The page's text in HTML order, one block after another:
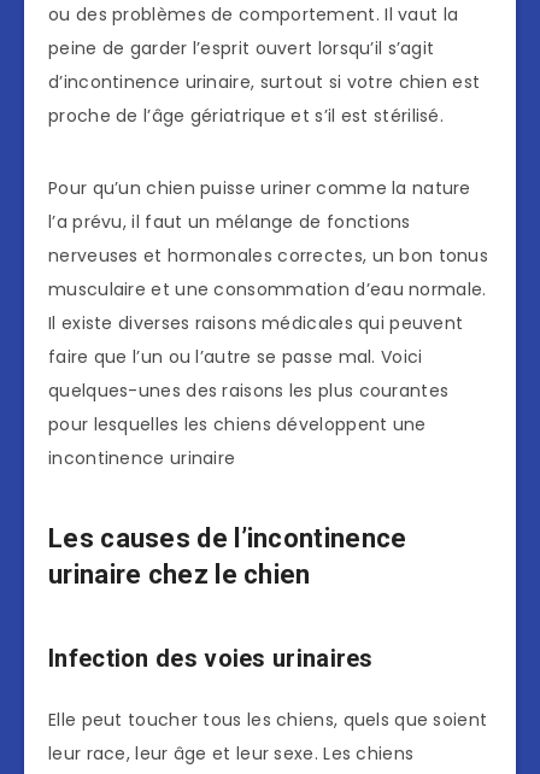
ou des problèmes de comportement. Il vaut la
peine de garder l’esprit ouvert lorsqu’il s’agit
d’incontinence urinaire, surtout si votre chien est
proche de l’âge gériatrique et s’il est stérilisé.
Pour qu’un chien puisse uriner comme la nature
l’a prévu, il faut un mélange de fonctions
nerveuses et hormonales correctes, un bon tonus
musculaire et une consommation d’eau normale.
Il existe diverses raisons médicales qui peuvent
faire que l’un ou l’autre se passe mal. Voici
quelques-unes des raisons les plus courantes
pour lesquelles les chiens développent une
incontinence urinaire
Les causes de l’incontinence
urinaire chez le chien
Infection des voies urinaires
Elle peut toucher tous les chiens, quels que soient
leur race, leur âge et leur sexe. Les chiens